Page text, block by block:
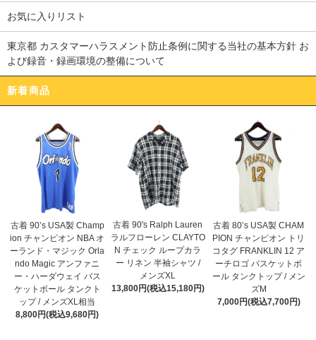
お気に入りリスト
東京都 カスタマーハラスメント防止条例に関する当社の基本方針 お
よび録音・録画環境の整備について
新着商品
古着 90’s USA製 Champ
ion チャンピオン NBA オ
ーランド・マジック Orla
ndo Magic アンファニ
ー・ハーダウェイ バス
ケットボール タンクト
ップ / メンズXL相当
8,800円(税込9,680円)
古着 90's Ralph Lauren
ラルフローレン CLAYTO
N チェック ループカラ
ー リネン 半袖シャツ /
メンズXL
13,800円(税込15,180円)
古着 80’s USA製 CHAM
PION チャンピオン トリ
コタグ FRANKLIN 12 ア
ーチロゴ バスケットボ
ール タンクトップ / メン
ズM
7,000円(税込7,700円)